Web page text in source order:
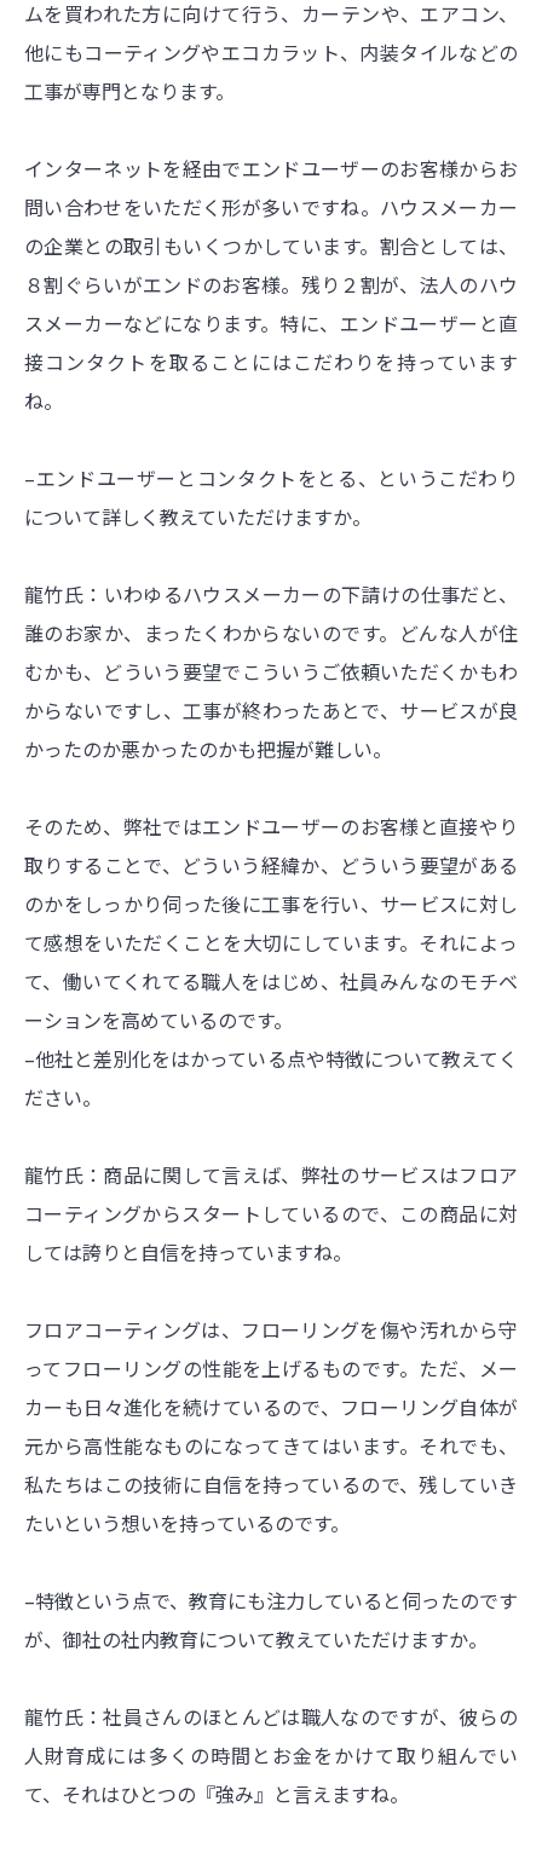
ムを買われた方に向けて行う、カーテンや、エアコン、
他にもコーティングやエコカラット、内装タイルなどの
工事が専門となります。
インターネットを経由でエンドユーザーのお客様からお
問い合わせをいただく形が多いですね。ハウスメーカー
の企業との取引もいくつかしています。割合としては、
８割ぐらいがエンドのお客様。残り２割が、法人のハウ
スメーカーなどになります。特に、エンドユーザーと直
接コンタクトを取ることにはこだわりを持っています
ね。
–エンドユーザーとコンタクトをとる、というこだわり
について詳しく教えていただけますか。
龍竹氏：いわゆるハウスメーカーの下請けの仕事だと、
誰のお家か、まったくわからないのです。どんな人が住
むかも、どういう要望でこういうご依頼いただくかもわ
からないですし、工事が終わったあとで、サービスが良
かったのか悪かったのかも把握が難しい。
そのため、弊社ではエンドユーザーのお客様と直接やり
取りすることで、どういう経緯か、どういう要望がある
のかをしっかり伺った後に工事を行い、サービスに対し
て感想をいただくことを大切にしています。それによっ
て、働いてくれてる職人をはじめ、社員みんなのモチベ
ーションを高めているのです。
–他社と差別化をはかっている点や特徴について教えてく
ださい。
龍竹氏：商品に関して言えば、弊社のサービスはフロア
コーティングからスタートしているので、この商品に対
しては誇りと自信を持っていますね。
フロアコーティングは、フローリングを傷や汚れから守
ってフローリングの性能を上げるものです。ただ、メー
カーも日々進化を続けているので、フローリング自体が
元から高性能なものになってきてはいます。それでも、
私たちはこの技術に自信を持っているので、残していき
たいという想いを持っているのです。
–特徴という点で、教育にも注力していると伺ったのです
が、御社の社内教育について教えていただけますか。
龍竹氏：社員さんのほとんどは職人なのですが、彼らの
人財育成には多くの時間とお金をかけて取り組んでい
て、それはひとつの『強み』と言えますね。